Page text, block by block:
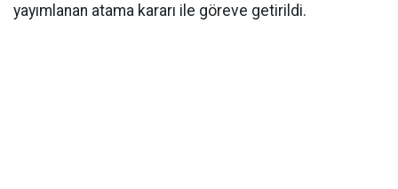
yayımlanan atama kararı ile göreve getirildi.